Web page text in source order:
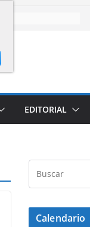
EDITORIAL
Calendario